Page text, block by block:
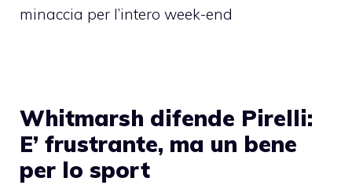
minaccia per l’intero week-end
Whitmarsh difende Pirelli:
E’ frustrante, ma un bene
per lo sport